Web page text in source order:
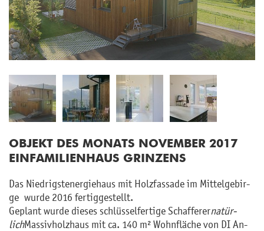
Next
OB­JEKT DES MO­NATS NO­VEM­BER 2017
EIN­FA­MI­LI­EN­HAUS GRIN­ZENS
Das Nied­rigstener­gie­haus mit Holz­fas­sa­de im Mit­tel­ge­bir­
ge wurde 2016 fer­tig­ge­stellt.
​Ge­plant wurde die­ses schlüs­sel­fer­ti­ge Schaf­fe­rerna­tür­
lichMas­siv­holz­haus mit ca. 140 m² Wohn­flä­che von DI An­